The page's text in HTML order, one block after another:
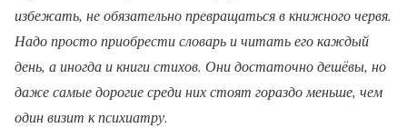
избежать, не обязательно превращаться в книжного червя.
Надо просто приобрести словарь и читать его каждый
день, а иногда и книги стихов. Они достаточно дешёвы, но
даже самые дорогие среди них стоят гораздо меньше, чем
один визит к психиатру.